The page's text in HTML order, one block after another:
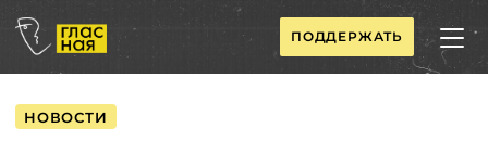
ПОДДЕРЖАТЬ
НОВОСТИ